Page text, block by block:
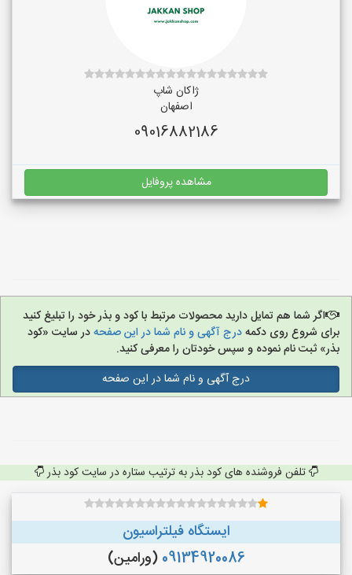
ژاکان شاپ
اصفهان
09016882186
مشاهده پروفایل
اگر شما هم تمایل دارید محصولات مرتبط با کود و بذر خود را تبلیغ کنید
برای شروع روی دکمهدرج آگهی و نام شما در این صفحهدر سایت «کود
بذر» ثبت نام نموده و سپس خودتان را معرفی کنید.
درج آگهی و نام شما در این صفحه
تلفن فروشنده های کود بذر به ترتیب ستاره در سایت کود بذر
ایستگاه فیلتراسیون
09134920086 (ورامین)